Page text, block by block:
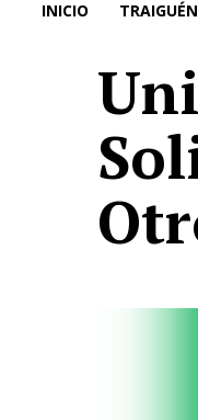
INICIO TRAIGUÉN